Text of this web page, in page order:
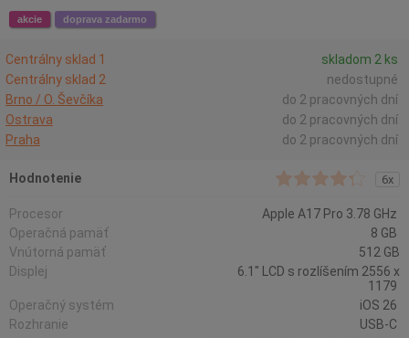
akcie doprava zadarmo
Centrálny sklad 1
skladom 2 ks
Centrálny sklad 2
nedostupné
Brno / O. Ševčíka
do 2 pracovných dní
Ostrava
do 2 pracovných dní
Praha
do 2 pracovných dní
Hodnotenie 6x
Procesor
Apple A17 Pro 3.78 GHz
Operačná pamäť
8 GB
Vnútorná pamäť
512 GB
Displej
6.1" LCD s rozlíšením 2556 x
1179
Operačný systém
iOS 26
Rozhranie
USB-C